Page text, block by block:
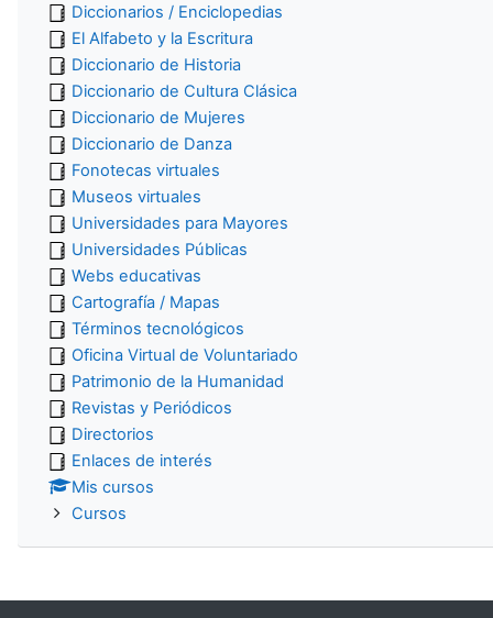
Diccionarios / Enciclopedias
El Alfabeto y la Escritura
Diccionario de Historia
Diccionario de Cultura Clásica
Diccionario de Mujeres
Diccionario de Danza
Fonotecas virtuales
Museos virtuales
Universidades para Mayores
Universidades Públicas
Webs educativas
Cartografía / Mapas
Términos tecnológicos
Oficina Virtual de Voluntariado
Patrimonio de la Humanidad
Revistas y Periódicos
Directorios
Enlaces de interés
Mis cursos
Cursos